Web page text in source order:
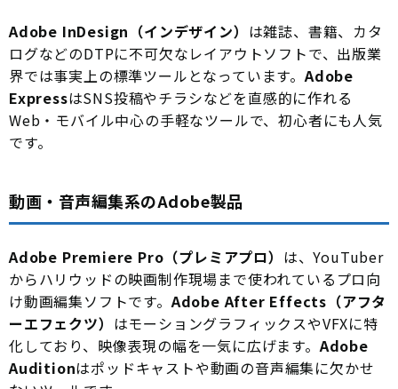
Adobe InDesign（インデザイン） は雑誌、書籍、カタ
ログなどのDTPに不可欠なレイアウトソフトで、出版業
界では事実上の標準ツールとなっています。Adobe
ExpressはSNS投稿やチラシなどを直感的に作れる
Web・モバイル中心の手軽なツールで、初心者にも人気
です。
動画・音声編集系のAdobe製品
Adobe Premiere Pro（プレミアプロ） は、YouTuber
からハリウッドの映画制作現場まで使われているプロ向
け動画編集ソフトです。Adobe After Effects（アフタ
ーエフェクツ） はモーショングラフィックスやVFXに特
化しており、映像表現の幅を一気に広げます。Adobe
Auditionはポッドキャストや動画の音声編集に欠かせ